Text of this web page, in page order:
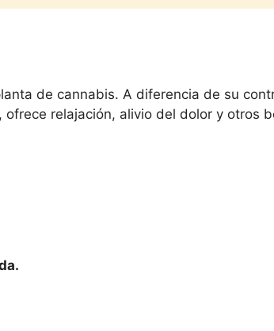
de cannabis. A diferencia de su
ofrece relajación, alivio del dolor y otros